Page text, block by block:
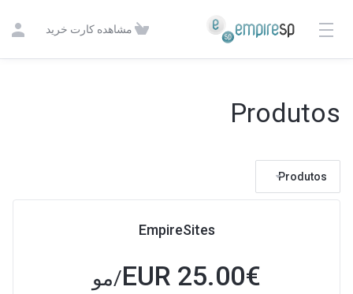
مشاهده کارت خرید
Produtos
Produtos
EmpireSites
€
25.00 EUR /مو